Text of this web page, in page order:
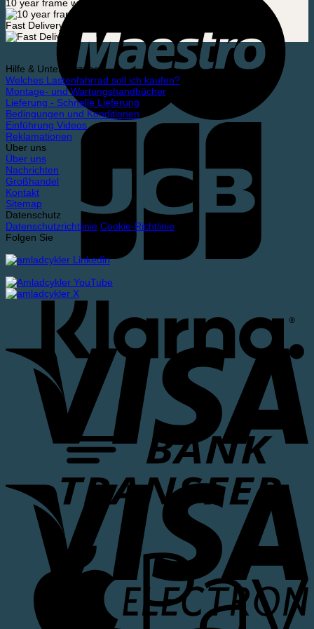
10 year frame warranty
Fast Delivery
Hilfe & Unterstützung
Welches Lastenfahrrad soll ich kaufen?
Montage- und Wartungshandbücher
Lieferung - Schnelle Lieferung
Bedingungen und Konditionen
Einführung Videos
Reklamationen
Über uns
Über uns
Nachrichten
Großhandel
Kontakt
Sitemap
Datenschutz
Datenschutzrichtlinie Cookie-Richtlinie
Folgen Sie